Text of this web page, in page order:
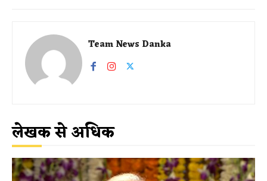
Team News Danka
लेखक से अधिक